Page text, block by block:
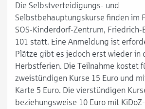
Die Selbstverteidigungs- und
Selbstbehauptungskurse finden im
SOS-Kinderdorf-Zentrum, Friedrich-
101 statt. Eine Anmeldung ist
Plätze gibt es jedoch erst wieder in
Herbstferien. Die Teilnahme kostet
zweistündigen Kurse 15 Euro und
Karte 5 Euro. Die vierstündigen
beziehungsweise 10 Euro mit